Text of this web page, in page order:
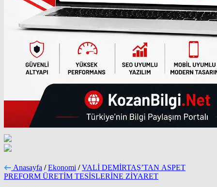
Anasayfa / Ekonomi / VALİ DEMİRTAŞ’TAN ASPET
PREFORM ÜRETİM TESİSLERİNE ZİYARET